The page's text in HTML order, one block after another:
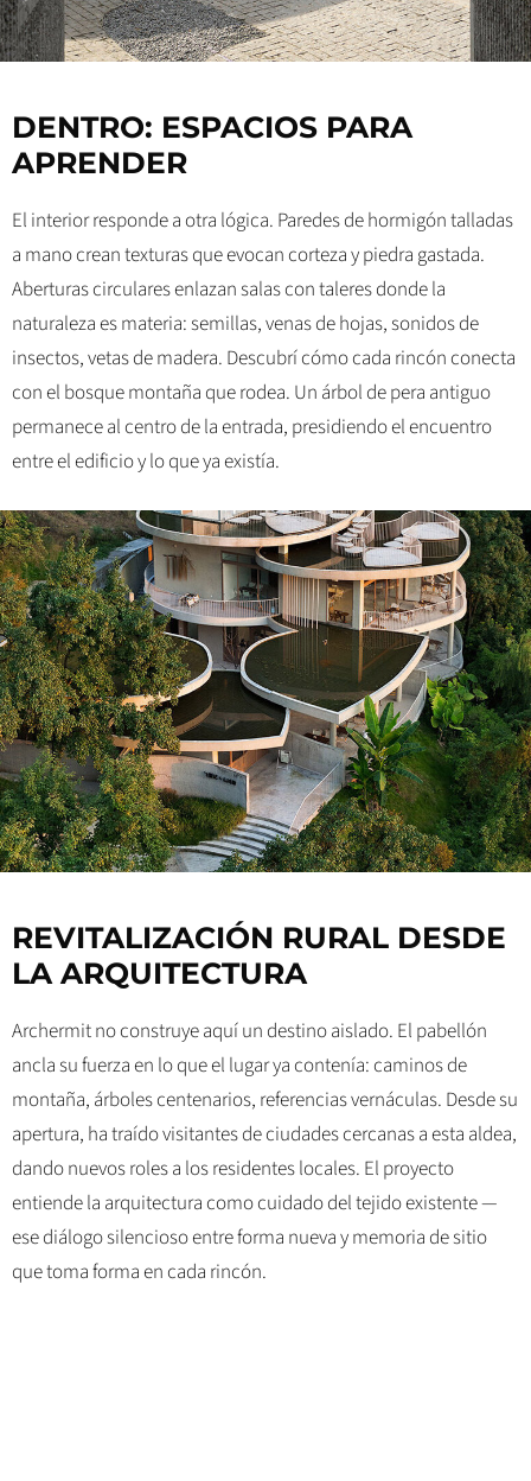
DENTRO: ESPACIOS PARA
APRENDER
El interior responde a otra lógica. Paredes de hormigón talladas
a mano crean texturas que evocan corteza y piedra gastada.
Aberturas circulares enlazan salas con taleres donde la
naturaleza es materia: semillas, venas de hojas, sonidos de
insectos, vetas de madera. Descubrí cómo cada rincón conecta
con el bosque montaña que rodea. Un árbol de pera antiguo
permanece al centro de la entrada, presidiendo el encuentro
entre el edificio y lo que ya existía.
REVITALIZACIÓN RURAL DESDE
LA ARQUITECTURA
Archermit no construye aquí un destino aislado. El pabellón
ancla su fuerza en lo que el lugar ya contenía: caminos de
montaña, árboles centenarios, referencias vernáculas. Desde su
apertura, ha traído visitantes de ciudades cercanas a esta aldea,
dando nuevos roles a los residentes locales. El proyecto
entiende la arquitectura como cuidado del tejido existente —
ese diálogo silencioso entre forma nueva y memoria de sitio
que toma forma en cada rincón.